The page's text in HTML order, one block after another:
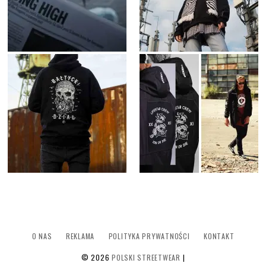
O NAS REKLAMA POLITYKA PRYWATNOŚCI
KONTAKT
© 2026 POLSKI STREETWEAR |